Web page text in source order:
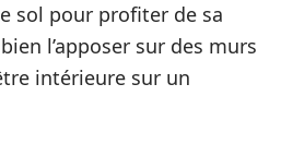
sol pour profiter de sa
l’apposer sur des murs
intérieure sur un